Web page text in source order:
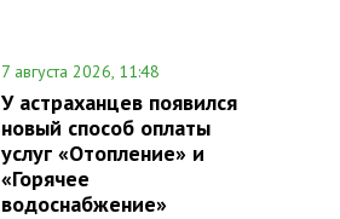
7 августа 2026, 11:48
У астраханцев появился
новый способ оплаты
услуг «Отопление» и
«Горячее
водоснабжение»